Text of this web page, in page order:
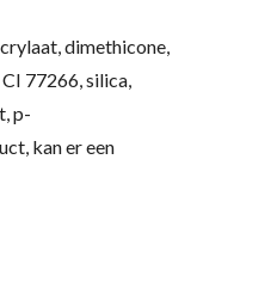
dimethicone,
77266, silica,
p-
kan er een